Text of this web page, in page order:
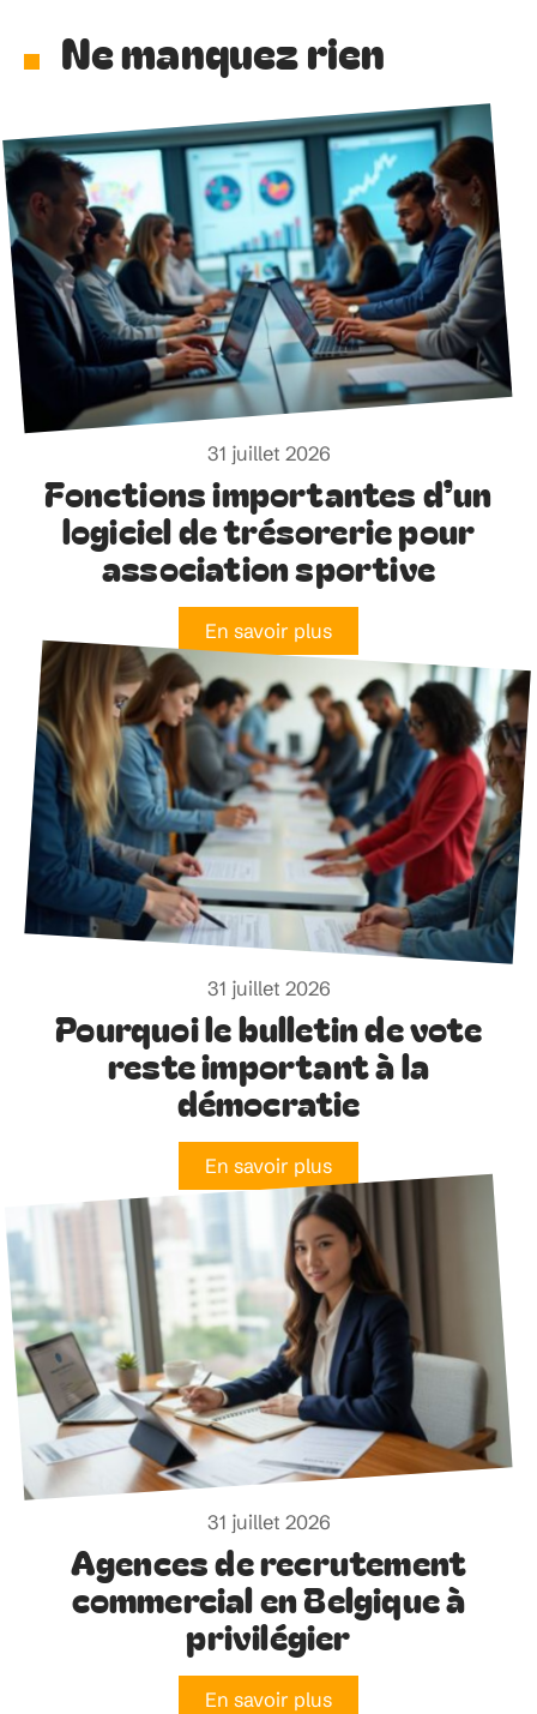
Ne manquez rien
31 juillet 2026
Fonctions importantes d’un
logiciel de trésorerie pour
association sportive
En savoir plus
31 juillet 2026
Pourquoi le bulletin de vote
reste important à la
démocratie
En savoir plus
31 juillet 2026
Agences de recrutement
commercial en Belgique à
privilégier
En savoir plus